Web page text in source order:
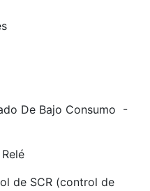
De Bajo Consumo -
de SCR (control de